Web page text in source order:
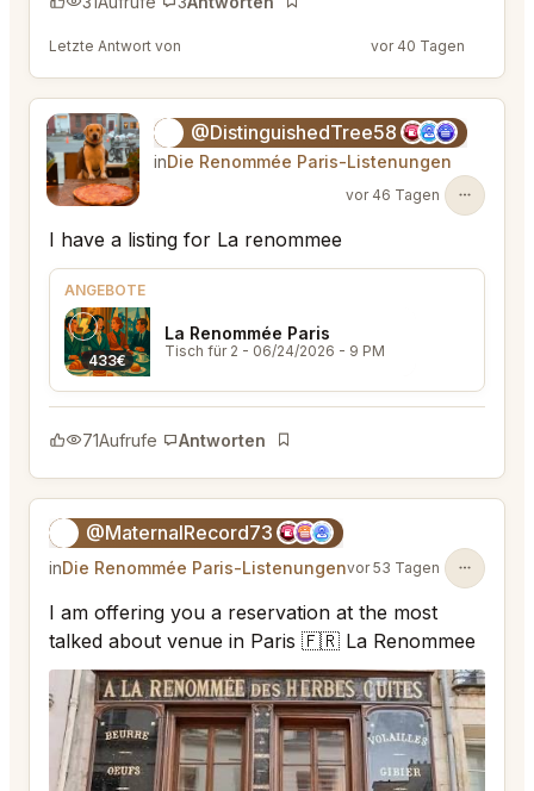
Lesezeichen
Letzte Antwort von vor 40 Tagen
@DistinguishedTree58
inDie Renommée Paris-Listenungen
vor 46 Tagen
I have a listing for La renommee
ANGEBOTE
433€
La Renommée Paris
Tisch für 2 - 06/24/2026 - 9 PM
71Aufrufe Antworten
Lesezeichen
@MaternalRecord73
inDie Renommée Paris-Listenungenvor 53 Tagen
I am offering you a reservation at the most
talked about venue in Paris 🇫🇷 La Renommee